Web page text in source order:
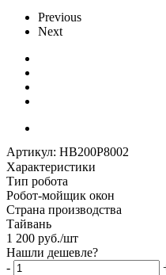
Previous
Next
Артикул: HB200P8002
Характеристики
Тип робота
Робот-мойщик окон
Страна производства
Тайвань
1 200 руб./шт
Нашли дешевле?
-